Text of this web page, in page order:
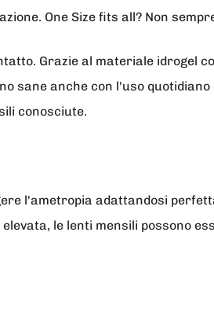
One Size fits all? Non
Grazie al materiale idrogel
sane anche con l'uso
conosciute.
l'ametropia adattandosi
le lenti mensili possono